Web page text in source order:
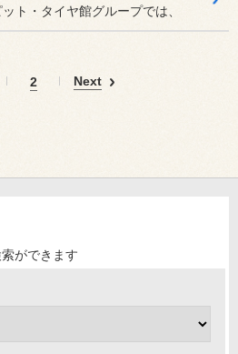
ト・タイヤ館グループでは、
2 Next
ができます